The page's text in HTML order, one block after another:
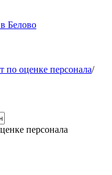
Белово
по оценке персонала/
персонала